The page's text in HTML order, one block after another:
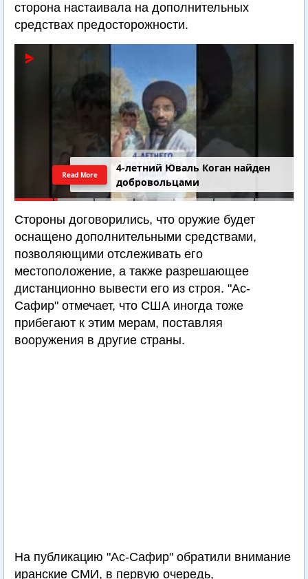
сторона настаивала на дополнительных
средствах предосторожности.
4-летний Юваль Коган найден
добровольцами
Read More
Стороны договорились, что оружие будет
оснащено дополнительными средствами,
позволяющими отслеживать его
местоположение, а также разрешающее
дистанционно вывести его из строя. "Ас-
Сафир" отмечает, что США иногда тоже
прибегают к этим мерам, поставляя
вооружения в другие страны.
На публикацию "Ас-Сафир" обратили внимание
иранские СМИ, в первую очередь,